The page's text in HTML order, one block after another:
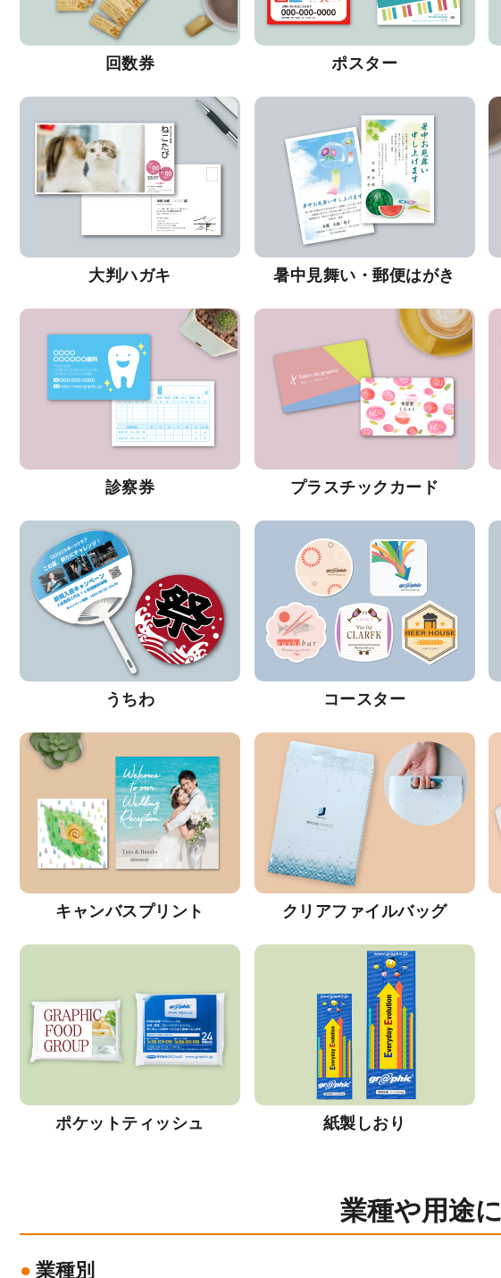
回数券 ポスター
大判ハガキ 暑中見舞い・郵便はがき
診察券 プラスチックカード
うちわ コースター
キャンバスプリント クリアファイルバッグ
ポケットティッシュ 紙製しおり
業種や用途
業種別